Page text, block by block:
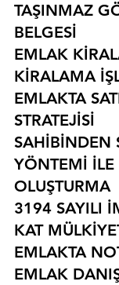
TAŞINMAZ
BELGESİ
EMLAK
KİRALAMA
EMLAKTA
STRATEJİSİ
SAHİBİNDEN
YÖNTEMİ İLE
OLUŞTURMA
3194 SAYILI
KAT
EMLAKTA
EMLAK